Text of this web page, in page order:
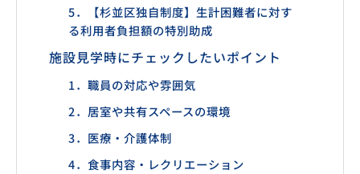
5．【杉並区独自制度】生計困難者に対す
る利用者負担額の特別助成
施設見学時にチェックしたいポイント
1．職員の対応や雰囲気
2．居室や共有スペースの環境
3．医療・介護体制
4．食事内容・レクリエーション